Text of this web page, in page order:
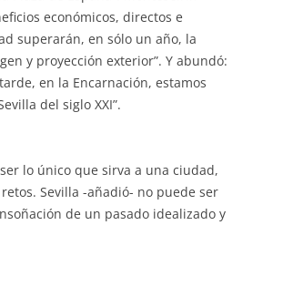
económicos, directos e
superarán, en sólo un año, la
y proyección exterior”. Y abundó:
en la Encarnación, estamos
del siglo XXI”.
lo único que sirva a una ciudad,
Sevilla -añadió- no puede ser
de un pasado idealizado y